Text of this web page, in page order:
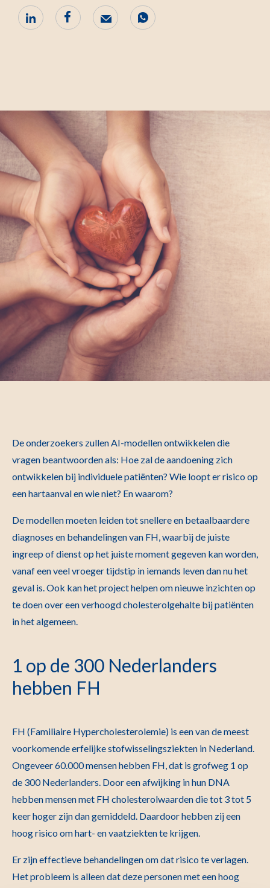
De onderzoekers zullen AI-modellen ontwikkelen die
vragen beantwoorden als: Hoe zal de aandoening zich
ontwikkelen bij individuele patiënten? Wie loopt er risico op
een hartaanval en wie niet? En waarom?
De modellen moeten leiden tot snellere en betaalbaardere
diagnoses en behandelingen van FH, waarbij de juiste
ingreep of dienst op het juiste moment gegeven kan worden,
vanaf een veel vroeger tijdstip in iemands leven dan nu het
geval is. Ook kan het project helpen om nieuwe inzichten op
te doen over een verhoogd cholesterolgehalte bij patiënten
in het algemeen.
1 op de 300 Nederlanders
hebben FH
FH (Familiaire Hypercholesterolemie) is een van de meest
voorkomende erfelijke stofwisselingsziekten in Nederland.
Ongeveer 60.000 mensen hebben FH, dat is grofweg 1 op
de 300 Nederlanders. Door een afwijking in hun DNA
hebben mensen met FH cholesterolwaarden die tot 3 tot 5
keer hoger zijn dan gemiddeld. Daardoor hebben zij een
hoog risico om hart- en vaatziekten te krijgen.
Er zijn effectieve behandelingen om dat risico te verlagen.
Het probleem is alleen dat deze personen met een hoog